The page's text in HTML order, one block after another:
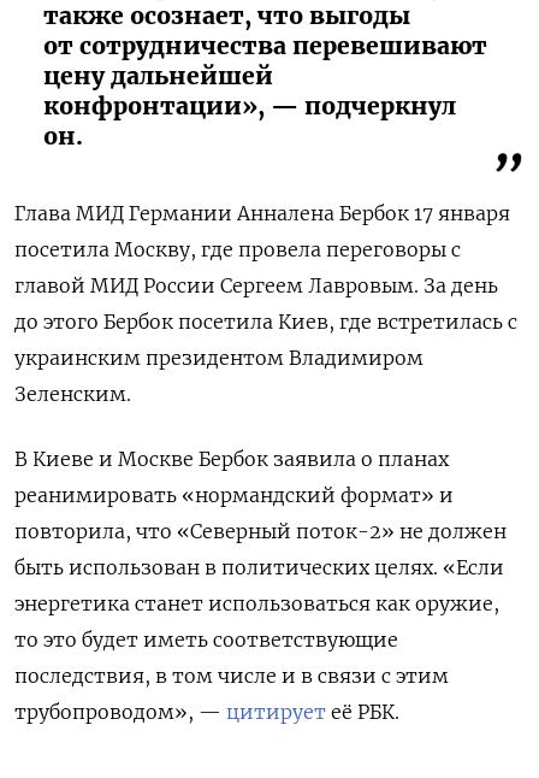
также осознает, что выгоды
от сотрудничества перевешивают
цену дальнейшей
конфронтации», — подчеркнул
он.
Глава МИД Германии Анналена Бербок 17 января
посетила Москву, где провела переговоры с
главой МИД России Сергеем Лавровым. За день
до этого Бербок посетила Киев, где встретилась с
украинским президентом Владимиром
Зеленским.
В Киеве и Москве Бербок заявила о планах
реанимировать «нормандский формат» и
повторила, что «Северный поток-2» не должен
быть использован в политических целях. «Если
энергетика станет использоваться как оружие,
то это будет иметь соответствующие
последствия, в том числе и в связи с этим
трубопроводом», — цитирует её РБК.